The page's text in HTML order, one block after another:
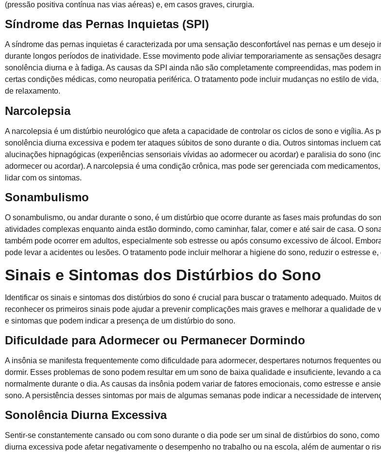
(pressão positiva contínua nas vias aéreas) e, em casos graves, cirurgia.
Síndrome das Pernas Inquietas (SPI)
A síndrome das pernas inquietas é caracterizada por uma sensação desconfortável nas pernas e um desejo
durante longos períodos de inatividade. Esse movimento pode aliviar temporariamente as sensações
sonolência diurna e à fadiga. As causas da SPI ainda não são completamente compreendidas, mas podem
certas condições médicas, como neuropatia periférica. O tratamento pode incluir mudanças no estilo de
de relaxamento.
Narcolepsia
A narcolepsia é um distúrbio neurológico que afeta a capacidade de controlar os ciclos de sono e vigília. As
sonolência diurna excessiva e podem ter ataques súbitos de sono durante o dia. Outros sintomas incluem
alucinações hipnagógicas (experiências sensoriais vívidas ao adormecer ou acordar) e paralisia do sono
adormecer ou acordar). A narcolepsia é uma condição crônica, mas pode ser gerenciada com
lidar com os sintomas.
Sonambulismo
O sonambulismo, ou andar durante o sono, é um distúrbio que ocorre durante as fases mais profundas do
atividades complexas enquanto ainda estão dormindo, como caminhar, falar, comer e até sair de casa. O
também pode ocorrer em adultos, especialmente sob estresse ou após consumo excessivo de álcool.
pode levar a acidentes ou lesões. O tratamento pode incluir melhorar a higiene do sono, reduzir o estresse
Sinais e Sintomas dos Distúrbios do Sono
Identificar os sinais e sintomas dos distúrbios do sono é crucial para buscar o tratamento adequado. Muitos
reconhecer os primeiros sinais pode ajudar a prevenir complicações mais graves e melhorar a qualidade de
e sintomas que podem indicar a presença de um distúrbio do sono.
Dificuldade para Adormecer ou Permanecer Dormindo
A insônia se manifesta frequentemente como dificuldade para adormecer, despertares noturnos frequentes
dormir. Esses problemas de sono podem resultar em um sono de baixa qualidade e insuficiente, levando a
normalmente durante o dia. As causas da insônia podem variar de fatores emocionais, como estresse e
sono. A persistência desses sintomas por mais de algumas semanas pode indicar a necessidade de
Sonolência Diurna Excessiva
Sentir-se constantemente cansado ou com sono durante o dia pode ser um sinal de distúrbios do sono,
diurna excessiva pode afetar negativamente o desempenho no trabalho ou na escola, além de aumentar o